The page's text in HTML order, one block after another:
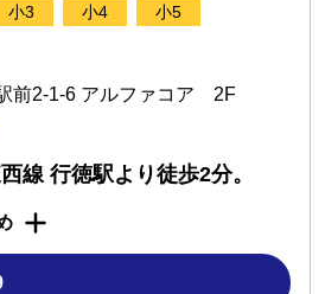
小3 小4 小5
前2-1-6 アルファコア 2F
線 行徳駅より徒歩2分。